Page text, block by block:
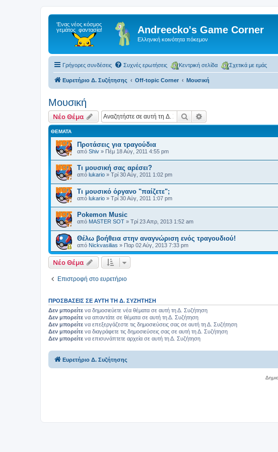
Andreecko's Game Corner
Ελληνική κοινότητα πόκεμον
Γρήγορες συνδέσεις Συχνές ερωτήσεις Κεντρική σελίδα Σχετικά με εμάς
Ευρετήριο Δ. Συζήτησης Off-topic Corner Μουσική
Μουσική
Νέο Θέμα Αναζήτηση
ΘΈΜΑΤΑ
Προτάσεις για τραγούδια
από Shiv » Πέμ 18 Αύγ, 2011 4:55 pm
Τι μουσική σας αρέσει?
από lukario » Τρί 30 Αύγ, 2011 1:02 pm
Τι μουσικό όργανο "παίζετε";
από lukario » Τρί 30 Αύγ, 2011 1:07 pm
Pokemon Music
από MASTER SOT » Τρί 23 Απρ, 2013 1:52 am
Θέλω βοήθεια στην αναγνώριση ενός τραγουδιού!
από Nickvasilias » Παρ 02 Αύγ, 2013 7:33 pm
Νέο Θέμα
Επιστροφή στο ευρετήριο
ΠΡΟΣΒΆΣΕΙΣ ΣΕ ΑΥΤΉ ΤΗ Δ. ΣΥΖΉΤΗΣΗ
Δεν μπορείτε να δημοσιεύετε νέα θέματα σε αυτή τη Δ. Συζήτηση
Δεν μπορείτε να απαντάτε σε θέματα σε αυτή τη Δ. Συζήτηση
Δεν μπορείτε να επεξεργάζεστε τις δημοσιεύσεις σας σε αυτή τη Δ. Συζήτηση
Δεν μπορείτε να διαγράφετε τις δημοσιεύσεις σας σε αυτή τη Δ. Συζήτηση
Δεν μπορείτε να επισυνάπτετε αρχεία σε αυτή τη Δ. Συζήτηση
Ευρετήριο Δ. Συζήτησης